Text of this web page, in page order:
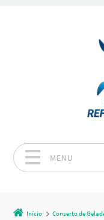
MENU
Início Conserto de